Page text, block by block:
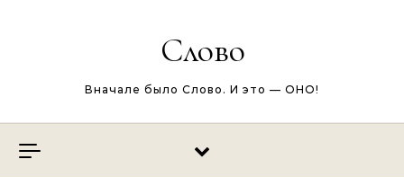
Слово
Вначале было Слово. И это — ОНО!